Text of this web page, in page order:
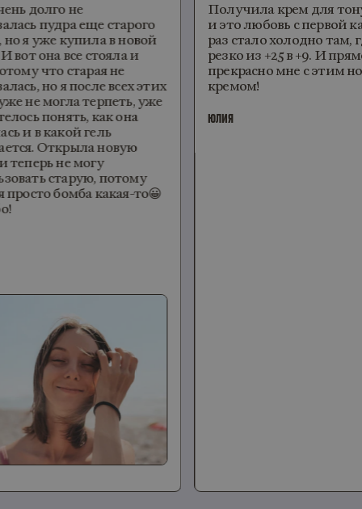
долго не
пудра еще старого
я уже купила в новой
вот она все стояла и
что старая не
но я после всех этих
не могла терпеть, уже
понять, как она
и в какой гель
Открыла новую
теперь не могу
старую, потому
бомба какая-то😀
Получила крем для
и это любовь с первой
раз стало холодно там,
резко из +25 в +9. И
прекрасно мне с этим
кремом!
ЮЛИЯ